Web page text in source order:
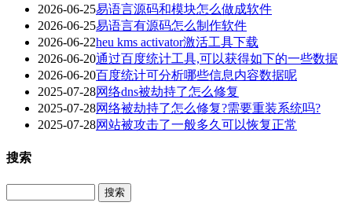
2026-06-25易语言源码和模块怎么做成软件
2026-06-25易语言有源码怎么制作软件
2026-06-22heu kms activator激活工具下载
2026-06-20通过百度统计工具,可以获得如下的一些数据
2026-06-20百度统计可分析哪些信息内容数据呢
2025-07-28网络dns被劫持了怎么修复
2025-07-28网络被劫持了怎么修复?需要重装系统吗?
2025-07-28网站被攻击了一般多久可以恢复正常
搜索